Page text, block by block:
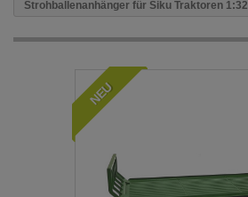
Strohballenanhänger für Siku Traktoren 1:32
NEU